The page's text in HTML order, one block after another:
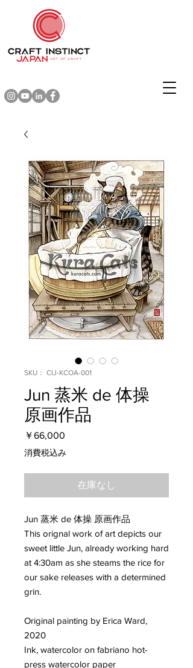
SKU： CIJ-KCOA-001
Jun 蒸米 de 体操
原画作品
￥66,000
消費税込み
在庫なし
Jun 蒸米 de 体操 原画作品
This orignal work of art depicts our
sweet little Jun, already working hard
at 4:30am as she steams the rice for
our sake releases with a determined
grin.
Original painting by Erica Ward,
2020
Ink, watercolor on fabriano hot-
press watercolor paper